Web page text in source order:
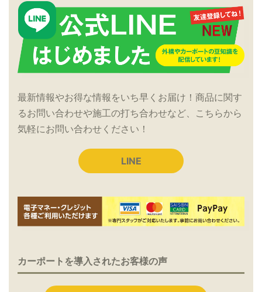
最新情報やお得な情報をいち早くお届け！商品に関す
るお問い合わせや施工の打ち合わせなど、こちらから
気軽にお問い合わせください！
LINE
カーポートを導入されたお客様の声